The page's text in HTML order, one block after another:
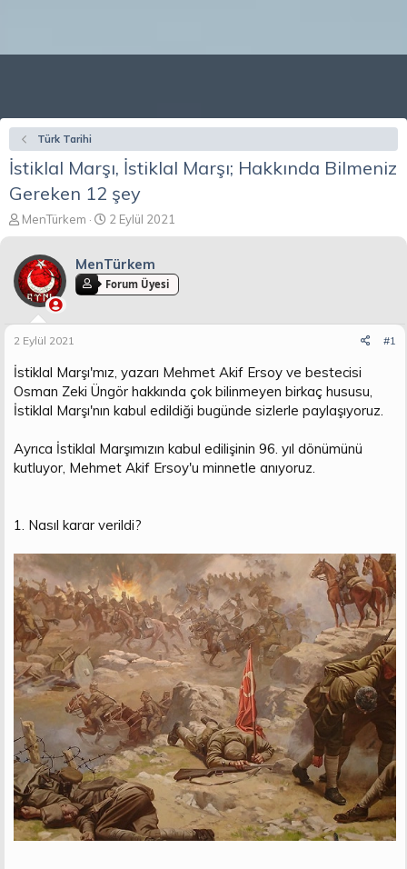
Türk Tarihi
İstiklal Marşı, İstiklal Marşı; Hakkında Bilmeniz
Gereken 12 şey
K
o
b
u
y
a
ş
l
a
t
n
MenTürkem
B
a
l
a
n
a
r
i
i
2 Eylül 2021
MenTürkem
Forum Üyesi
2 Eylül 2021 #1
İstiklal Marşı'mız, yazarı Mehmet Akif Ersoy ve bestecisi
Osman Zeki Üngör hakkında çok bilinmeyen birkaç hususu,
İstiklal Marşı'nın kabul edildiği bugünde sizlerle paylaşıyoruz.
Ayrıca İstiklal Marşımızın kabul edilişinin 96. yıl dönümünü
kutluyor, Mehmet Akif Ersoy'u minnetle anıyoruz.
1. Nasıl karar verildi?